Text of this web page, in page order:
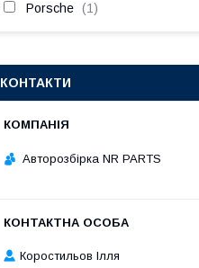
Porsche 1
КОНТАКТИ
Авторозбірка NR PARTS
Коростильов Ілля